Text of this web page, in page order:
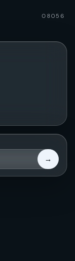
08056
→